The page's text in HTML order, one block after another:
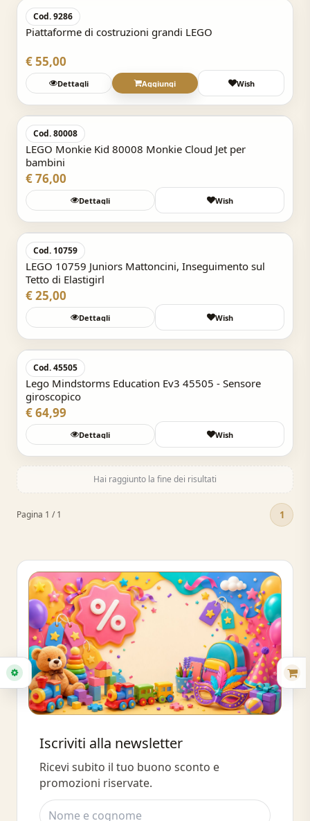
Cod. 9286
Piattaforme di costruzioni grandi LEGO
€ 55,00
Dettagli Aggiungi Wish
Acquisto Veloce
Cod. 80008
LEGO Monkie Kid 80008 Monkie Cloud Jet per
bambini
€ 76,00
Dettagli Wish
Acquisto Veloce
Cod. 10759
LEGO 10759 Juniors Mattoncini, Inseguimento sul
Tetto di Elastigirl
€ 25,00
Dettagli Wish
Acquisto Veloce
Cod. 45505
Lego Mindstorms Education Ev3 45505 - Sensore
giroscopico
€ 64,99
Dettagli Wish
Hai raggiunto la fine dei risultati
Pagina 1 / 1 1
del 10%
Iscriviti alla newsletter
Ricevi subito il tuo buono sconto e
promozioni riservate.